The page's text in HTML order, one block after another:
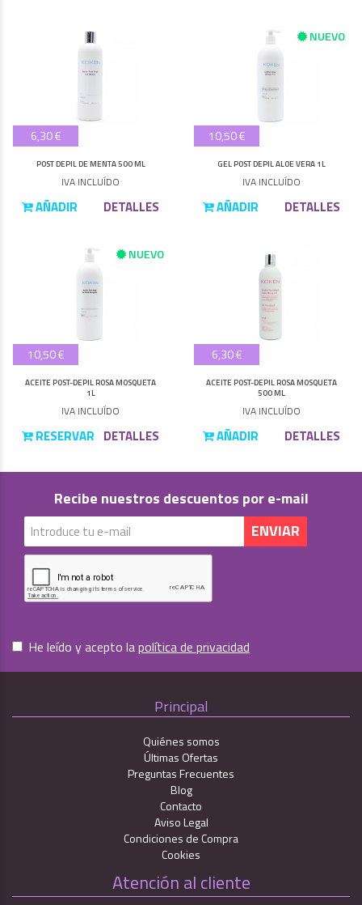
6,30 €
POST DEPIL DE MENTA 500 ML
IVA INCLUÍDO
AÑADIR DETALLES
NUEVO
10,50 €
GEL POST DEPIL ALOE VERA 1L
IVA INCLUÍDO
AÑADIR DETALLES
NUEVO
10,50 €
ACEITE POST-DEPIL ROSA MOSQUETA
1L
IVA INCLUÍDO
RESERVAR DETALLES
6,30 €
ACEITE POST-DEPIL ROSA MOSQUETA
500 ML
IVA INCLUÍDO
AÑADIR DETALLES
Recibe nuestros descuentos por e-mail
He leído y acepto lapolítica de privacidad
Principal
Quiénes somos
Últimas Ofertas
Preguntas Frecuentes
Blog
Contacto
Aviso Legal
Condiciones de Compra
Cookies
Atención al cliente